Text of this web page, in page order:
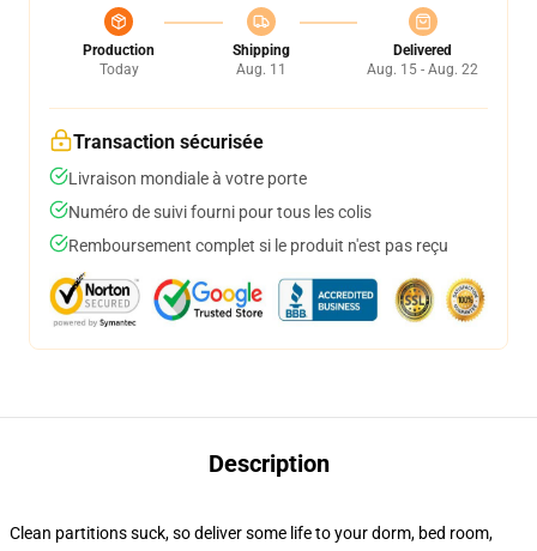
Production
Today
Shipping
Aug. 11
Delivered
Aug. 15 - Aug. 22
Transaction sécurisée
Livraison mondiale à votre porte
Numéro de suivi fourni pour tous les colis
Remboursement complet si le produit n'est pas reçu
Description
Clean partitions suck, so deliver some life to your dorm, bed room,